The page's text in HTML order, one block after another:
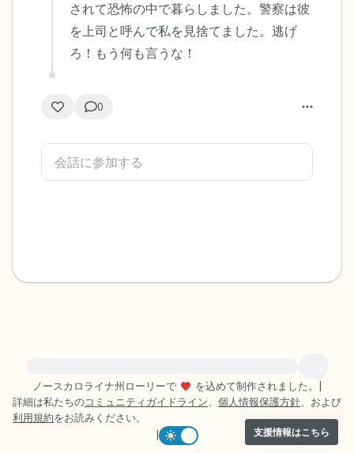
されて恐怖の中で暮らしました。警察は彼
を上司と呼んで私を見捨てました。逃げ
ろ！もう何も言うな！
0
ノースカロライナ州ローリーで
を込めて制作されました。
詳細は私たちのコミュニティガイドライン、 個人情報保護方針、および
利用規約をお読みください。
支援情報はこちら